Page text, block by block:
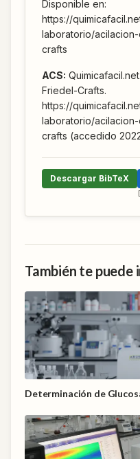
Disponible en:
https://
laboratorio/
crafts
ACS:
Friedel-Crafts.
https://
laboratorio/
crafts (accedido
Descargar BibTeX
También te puede
Determinación de